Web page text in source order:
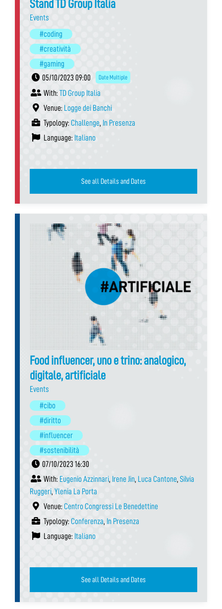
Stand TD Group Italia
Events
#coding
#creatività
#gaming
05/10/2023 09:00
Date Multiple
With: TD Group Italia
Venue: Logge dei Banchi
Typology: Challenge, In Presenza
Language: Italiano
See all Details and Dates
Food influencer, uno e trino: analogico,
digitale, artificiale
Events
#cibo
#diritto
#influencer
#sostenibilità
07/10/2023 16:30
With: Eugenio Azzinnari, Irene Jin, Luca Cantone, Silvia
Ruggeri, Ylenia La Porta
Venue: Centro Congressi Le Benedettine
Typology: Conferenza, In Presenza
Language: Italiano
See all Details and Dates